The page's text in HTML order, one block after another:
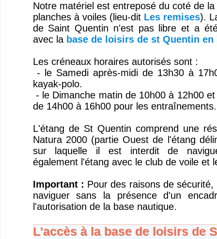
Notre matériel est entreposé du coté de
planches à voiles (lieu-dit Les remises).
de Saint Quentin n'est pas libre et a
avec la base de loisirs de st Quentin en
Les créneaux horaires autorisés sont :
- le Samedi après-midi de 13h30 à
kayak-polo.
- le Dimanche matin de 10h00 à 12h00
de 14h00 à 16h00 pour les entraînements.
L'étang de St Quentin comprend une
Natura 2000 (partie Ouest de l'étang
sur laquelle il est interdit de
également l'étang avec le club de voile et
Important : Pour des raisons de
naviguer sans la présence d'un
l'autorisation de la base nautique.
L'accès à la base de loisirs de